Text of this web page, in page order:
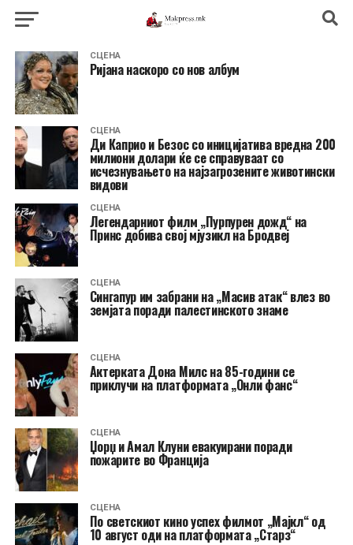
СЦЕНА
Ријана наскоро со нов албум
СЦЕНА
Ди Каприо и Безос со иницијатива вредна 200
милиони долари ќе се справуваат со
исчезнувањето на најзагрозените животински
видови
СЦЕНА
Легендарниот филм „Пурпурен дожд“ на
Принс добива свој мјузикл на Бродвеј
СЦЕНА
Сингапур им забрани на „Масив атак“ влез во
земјата поради палестинското знаме
СЦЕНА
Актерката Дона Милс на 85-години се
приклучи на платформата „Онли фанс“
СЦЕНА
Џорџ и Амал Клуни евакуирани поради
пожарите во Франција
СЦЕНА
По светскиот кино успех филмот „Мајкл“ од
10 август оди на платформата „Старз“